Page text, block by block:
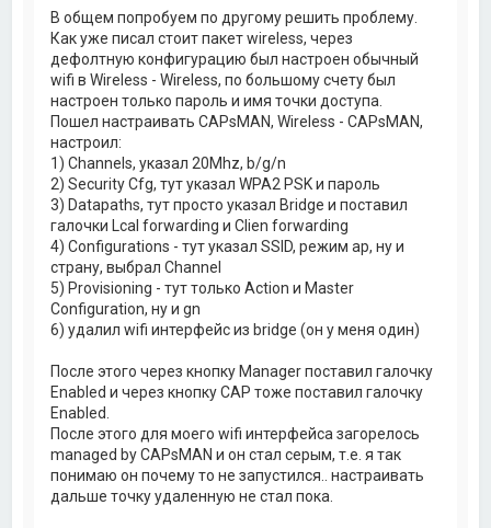
В общем попробуем по другому решить проблему.
Как уже писал стоит пакет wireless, через
дефолтную конфигурацию был настроен обычный
wifi в Wireless - Wireless, по большому счету был
настроен только пароль и имя точки доступа.
Пошел настраивать CAPsMAN, Wireless - CAPsMAN,
настроил:
1) Channels, указал 20Mhz, b/g/n
2) Security Cfg, тут указал WPA2 PSK и пароль
3) Datapaths, тут просто указал Bridge и поставил
галочки Lcal forwarding и Clien forwarding
4) Configurations - тут указал SSID, режим ap, ну и
страну, выбрал Channel
5) Provisioning - тут только Action и Master
Configuration, ну и gn
6) удалил wifi интерфейс из bridge (он у меня один)
После этого через кнопку Manager поставил галочку
Enabled и через кнопку CAP тоже поставил галочку
Enabled.
После этого для моего wifi интерфейса загорелось
managed by CAPsMAN и он стал серым, т.е. я так
понимаю он почему то не запустился.. настраивать
дальше точку удаленную не стал пока.